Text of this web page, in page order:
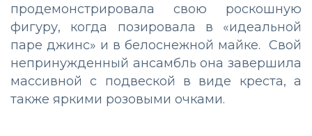
продемонстрировала свою роскошную
фигуру, когда позировала в «идеальной
паре джинс» и в белоснежной майке. Свой
непринужденный ансамбль она завершила
массивной с подвеской в виде креста, а
также яркими розовыми очками.